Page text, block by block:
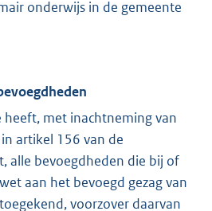
onderwijs in de gemeente
heeft, met inachtneming van
artikel 156 van de
alle bevoegdheden die bij of
aan het bevoegd gezag van
voorzover daarvan